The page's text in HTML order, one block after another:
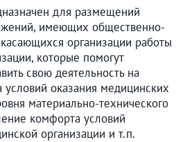
для размещений
имеющих общественно-
организации работы
которые помогут
свою деятельность на
оказания медицинских
материально-технического
комфорта условий
организации и т.п.